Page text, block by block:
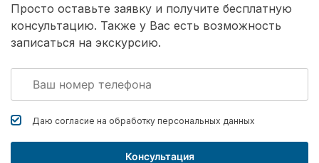
Просто оставьте заявку и получите бесплатную
консультацию. Также у Вас есть возможность
записаться на экскурсию.
Даю согласие на обработку персональных данных
Консультация